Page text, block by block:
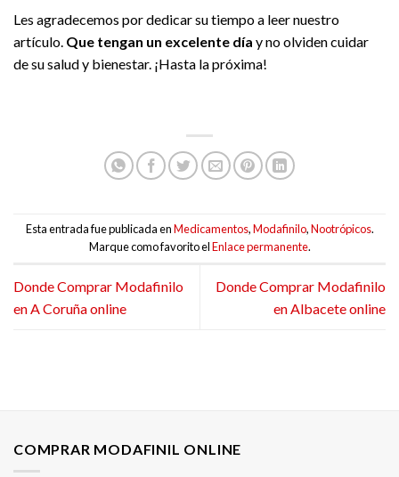
Les agradecemos por dedicar su tiempo a leer nuestro
artículo. Que tengan un excelente día y no olviden cuidar
de su salud y bienestar. ¡Hasta la próxima!
Esta entrada fue publicada enMedicamentos,Modafinilo,Nootrópicos.
Marque como favorito elEnlace permanente.
Donde Comprar Modafinilo
en A Coruña online
Donde Comprar Modafinilo
en Albacete online
COMPRAR MODAFINIL ONLINE